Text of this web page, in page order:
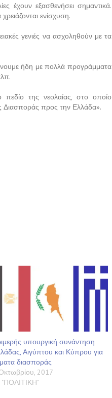
έχουν εξασθενήσει σημαντικά.
ενίσχυση.
γενιές να ασχοληθούν με τα
ήδη με πολλά προγράμματα
της νεολαίας, στο οποίο
Διασποράς προς την Ελλάδα».
υπουργική συνάντηση
Αιγύπτου και Κύπρου για
διασποράς
2017
"ΠΟΛΙΤΙΚΗ"